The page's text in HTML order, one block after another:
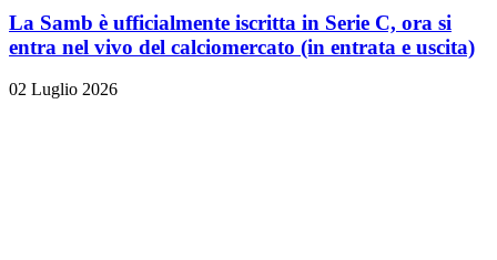
La Samb è ufficialmente iscritta in Serie C, ora si
entra nel vivo del calciomercato (in entrata e uscita)
02 Luglio 2026